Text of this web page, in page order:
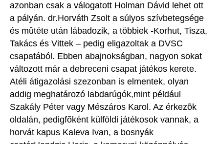
azonban csak a válogatott Holman Dávid lehet ott
a pályán. dr.Horváth Zsolt a súlyos szívbetegsége
és mûtéte után lábadozik, a többiek -Korhut, Tisza,
Takács és Vittek – pedig eligazoltak a DVSC
csapatából. Ebben abajnokságban, nagyon sokat
változott már a debreceni csapat játékos kerete.
Atéli átigazolási szezonban is elmentek, olyan
addig meghatározó labdarúgók,mint például
Szakály Péter vagy Mészáros Karol. Az érkezõk
oldalán, pedigfõként külföldi játékosok vannak, a
horvát kapus Kaleva Ivan, a bosnyák